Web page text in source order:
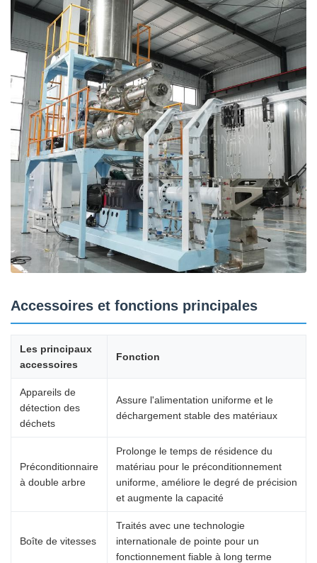
Accessoires et fonctions principales
Les principaux
accessoires
Fonction
Appareils de
détection des
déchets
Assure l'alimentation uniforme et le
déchargement stable des matériaux
Préconditionnaire
à double arbre
Prolonge le temps de résidence du
matériau pour le préconditionnement
uniforme, améliore le degré de précision
et augmente la capacité
Boîte de vitesses
Traités avec une technologie
internationale de pointe pour un
fonctionnement fiable à long terme